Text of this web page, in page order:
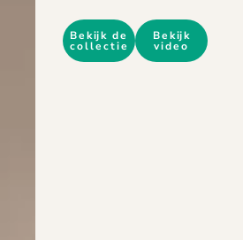
Bekijk de
collectie
Bekijk
video